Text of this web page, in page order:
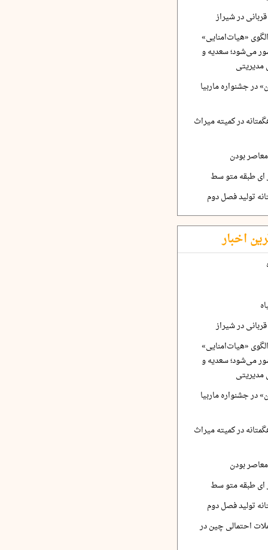
در شیراز
«هیات‌امنایی»
می‌شود؛ سعدیه و
مدیریتی
در جشنواره ماربیا
در کمیته میراث
بودن
ای طبقه متو سط
تولید فصل دوم
اخبار
در شیراز
«هیات‌امنایی»
می‌شود؛ سعدیه و
مدیریتی
در جشنواره ماربیا
در کمیته میراث
بودن
ای طبقه متو سط
تولید فصل دوم
احتمالی چین در